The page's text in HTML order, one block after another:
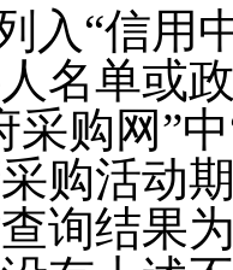
入“信用
名单或
采购网”
购活动
询结果